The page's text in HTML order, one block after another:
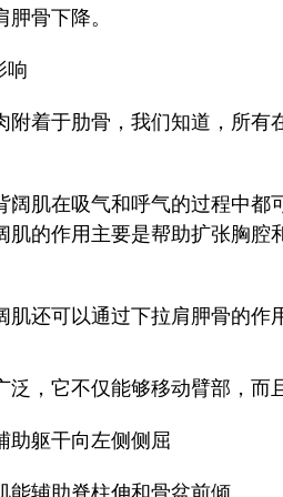
骨下降。
响
附着于肋骨，我们知道，所有
阔肌在吸气和呼气的过程中都
肌的作用主要是帮助扩张胸腔
肌还可以通过下拉肩胛骨的作
泛，它不仅能够移动臂部，而
助躯干向左侧侧屈
能辅助脊柱伸和骨盆前倾